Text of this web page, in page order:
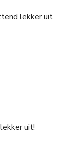
lekker uit
uit!